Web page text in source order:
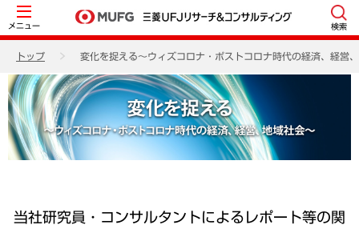
メニュー 検索
トップ 変化を捉える～ウィズコロナ・ポストコロナ時代の経済、経営
当社研究員・コンサルタントによるレポート等の関